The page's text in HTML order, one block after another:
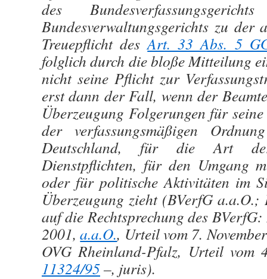
des
Bundesverwaltungsgerichts zu der
Treuepflicht desArt. 33 Abs. 5
folglich durch die bloße Mitteilung
nicht seine Pflicht zur
erst dann der Fall, wenn der
Überzeugung Folgerungen für
der verfassungsmäßigen
Deutschland, für die Art
Dienstpflichten, für den Umgang
oder für politische Aktivitäten im
Überzeugung zieht (BVerfG
auf die Rechtsprechung des
2001,a.a.O., Urteil vom 7.
OVG Rheinland-Pfalz, Urteil
11324/95–, juris).